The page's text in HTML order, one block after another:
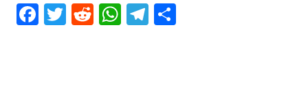
Facebook
Twitter
RedditWhatsApp
Telegram